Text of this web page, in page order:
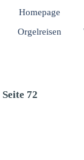
Homepage
Orgelreisen
Seite 72